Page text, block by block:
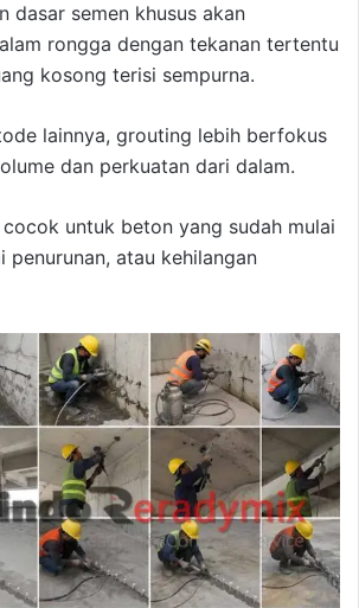
dasar semen khusus akan
rongga dengan tekanan tertentu
kosong terisi sempurna.
lainnya, grouting lebih berfokus
dan perkuatan dari dalam.
untuk beton yang sudah mulai
penurunan, atau kehilangan